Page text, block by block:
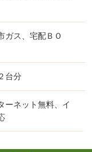
ガス、宅配ＢＯ
台分
ーネット無料、イ